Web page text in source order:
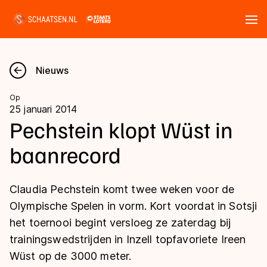
Nieuws
Kalender
Disciplines
Langebaan
Shorttrack
Inlineskaten
Uitslagen
Langebaan
Shorttrack
Marathon
Tijden & historie
Ranglijsten Langebaan
Nieuws
Op
25 januari 2014
Pechstein klopt Wüst in
baanrecord
Claudia Pechstein komt twee weken voor de
Olympische Spelen in vorm. Kort voordat in Sotsji
het toernooi begint versloeg ze zaterdag bij
trainingswedstrijden in Inzell topfavoriete Ireen
Wüst op de 3000 meter.